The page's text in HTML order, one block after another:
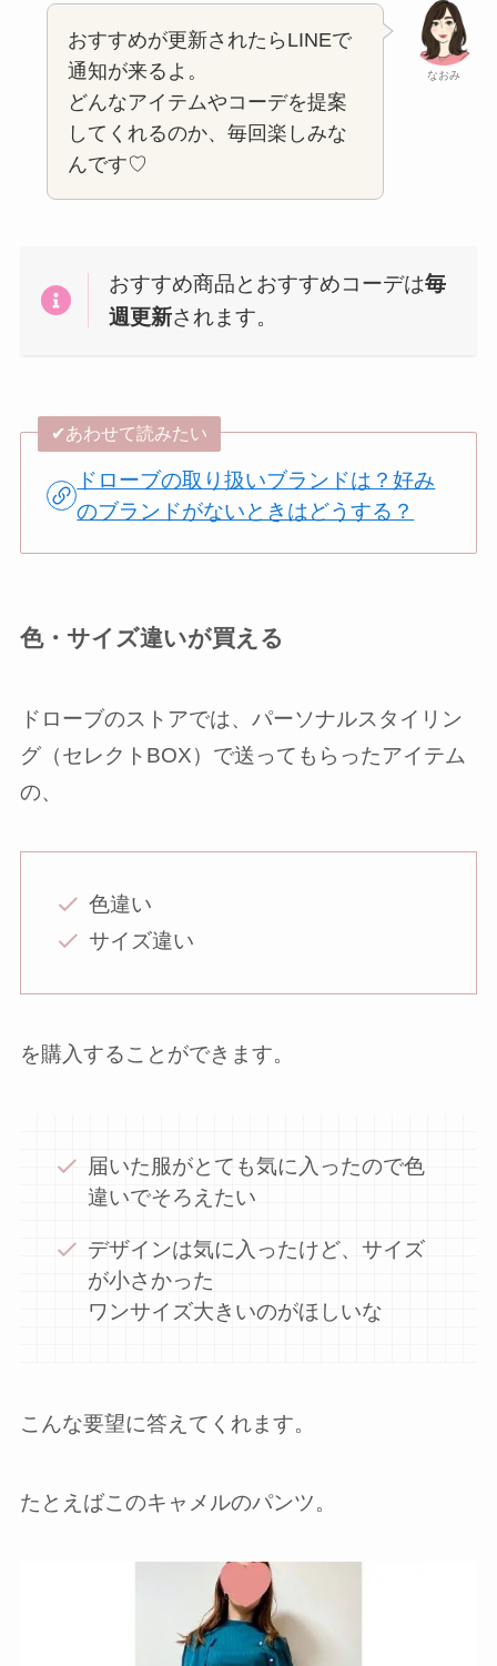
なおみ
おすすめが更新されたらLINEで
通知が来るよ。
どんなアイテムやコーデを提案
してくれるのか、毎回楽しみな
んです♡
おすすめ商品とおすすめコーデは毎
週更新されます。
✔︎あわせて読みたい
ドローブの取り扱いブランドは？好み
のブランドがないときはどうする？
色・サイズ違いが買える
ドローブのストアでは、パーソナルスタイリン
グ（セレクトBOX）で送ってもらったアイテム
の、
色違い
サイズ違い
を購入することができます。
届いた服がとても気に入ったので色
違いでそろえたい
デザインは気に入ったけど、サイズ
が小さかった
ワンサイズ大きいのがほしいな
こんな要望に答えてくれます。
たとえばこのキャメルのパンツ。